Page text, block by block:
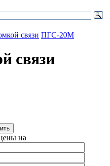
связи ПГС-20М
связи
на